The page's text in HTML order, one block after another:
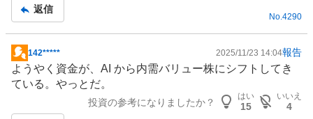
事
返信
No. 4290
掲
示
板
142***** 2025/11/23 14:04報告
ようやく資金が、AI から内需バリュー株にシフトしてき
ている。やっとだ。
投資の参考になりましたか？
はい
15
いいえ
4